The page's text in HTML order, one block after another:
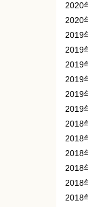
2020
2020
2019
2019
2019
2019
2019
2019
2018
2018
2018
2018
2018
2018